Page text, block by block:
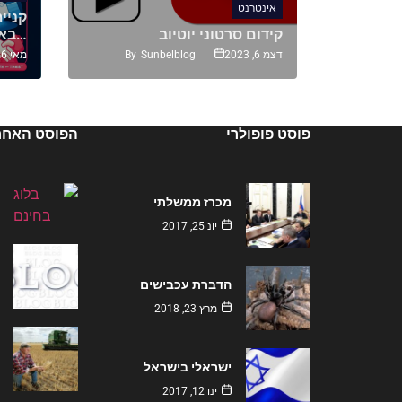
באמת משתלם…
מאי 26, 2024
אינטרנט
קידום סרטוני יוטיוב
By Sunbelblog דצמ 6, 2023
פוסט פופולרי
מכרז ממשלתי
יונ 25, 2017
הדברת עכבישים
מרץ 23, 2018
ישראלי בישראל
ינו 12, 2017
הפוסט